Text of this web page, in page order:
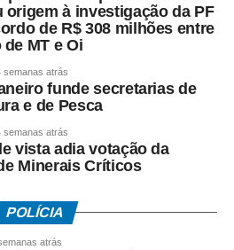
elegível
a vacina,
já
que este
disse
reduzido de postos de
origem à investigação da PF
de R$ 308 milhões entre
MT e Oi
semanas atrás
funde secretarias de
e de Pesca
semanas atrás
vista adia votação da
Minerais Críticos
POLÍCIA
atrás